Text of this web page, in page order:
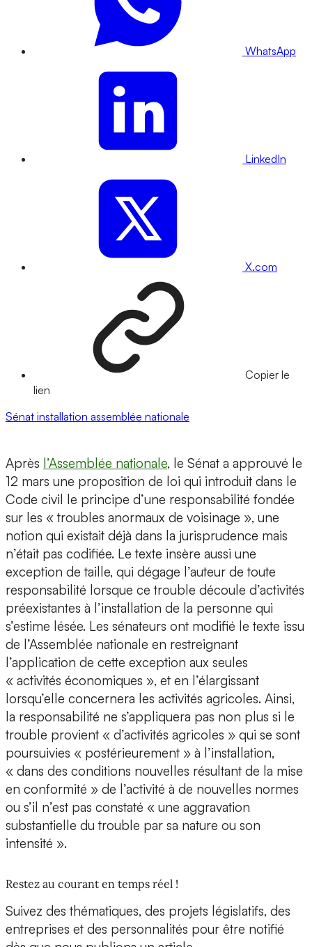
WhatsApp
LinkedIn
X.com
Copier le
lien
Sénat installation assemblée nationale
Après l’Assemblée nationale, le Sénat a approuvé le
12 mars une proposition de loi qui introduit dans le
Code civil le principe d’une responsabilité fondée
sur les « troubles anormaux de voisinage », une
notion qui existait déjà dans la jurisprudence mais
n’était pas codifiée. Le texte insère aussi une
exception de taille, qui dégage l’auteur de toute
responsabilité lorsque ce trouble découle d’activités
préexistantes à l’installation de la personne qui
s’estime lésée. Les sénateurs ont modifié le texte issu
de l’Assemblée nationale en restreignant
l’application de cette exception aux seules
« activités économiques », et en l’élargissant
lorsqu’elle concernera les activités agricoles. Ainsi,
la responsabilité ne s’appliquera pas non plus si le
trouble provient « d’activités agricoles » qui se sont
poursuivies « postérieurement » à l’installation,
« dans des conditions nouvelles résultant de la mise
en conformité » de l’activité à de nouvelles normes
ou s’il n’est pas constaté « une aggravation
substantielle du trouble par sa nature ou son
intensité ».
Restez au courant en temps réel !
Suivez des thématiques, des projets législatifs, des
entreprises et des personnalités pour être notifié